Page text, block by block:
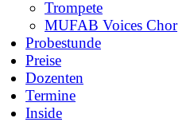
Trompete
MUFAB Voices Chor
Probestunde
Preise
Dozenten
Termine
Inside